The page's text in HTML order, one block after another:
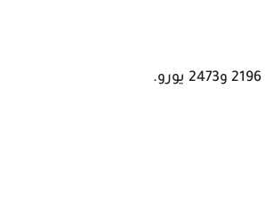
2196 و2473 يورو
.